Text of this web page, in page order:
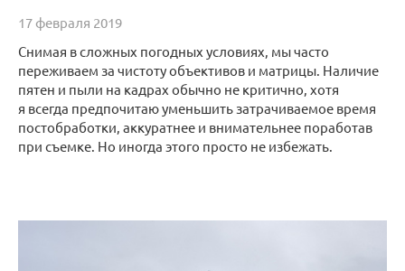
17 февраля 2019
Снимая в сложных погодных условиях, мы часто
переживаем за чистоту объективов и матрицы. Наличие
пятен и пыли на кадрах обычно не критично, хотя
я всегда предпочитаю уменьшить затрачиваемое время
постобработки, аккуратнее и внимательнее поработав
при съемке. Но иногда этого просто не избежать.